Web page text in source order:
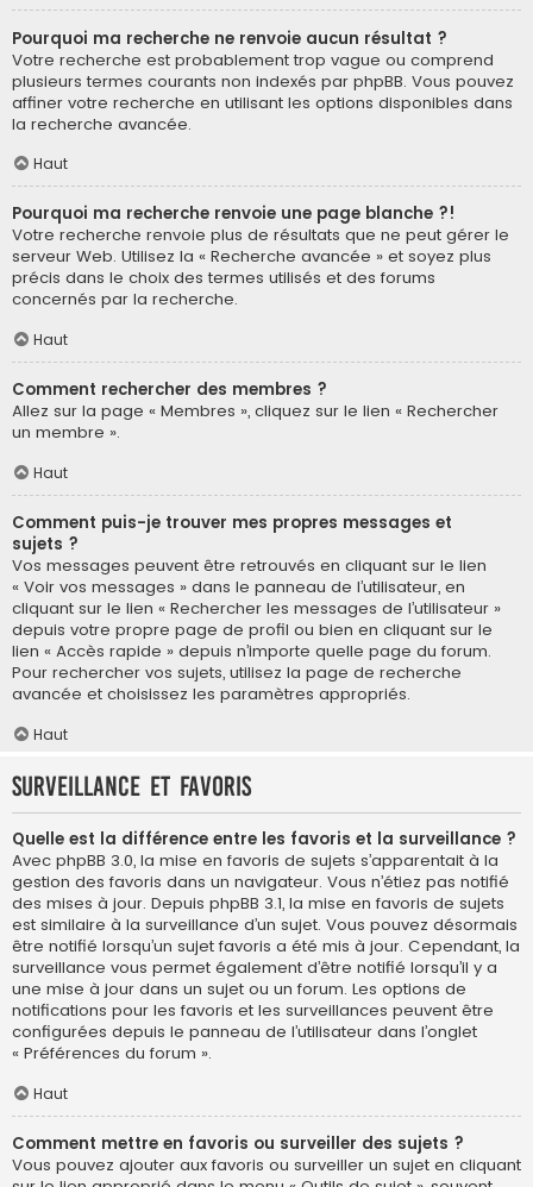
Pourquoi ma recherche ne renvoie aucun résultat ?
Votre recherche est probablement trop vague ou comprend
plusieurs termes courants non indexés par phpBB. Vous pouvez
affiner votre recherche en utilisant les options disponibles dans
la recherche avancée.
Haut
Pourquoi ma recherche renvoie une page blanche ?!
Votre recherche renvoie plus de résultats que ne peut gérer le
serveur Web. Utilisez la « Recherche avancée » et soyez plus
précis dans le choix des termes utilisés et des forums
concernés par la recherche.
Haut
Comment rechercher des membres ?
Allez sur la page « Membres », cliquez sur le lien « Rechercher
un membre ».
Haut
Comment puis-je trouver mes propres messages et
sujets ?
Vos messages peuvent être retrouvés en cliquant sur le lien
« Voir vos messages » dans le panneau de l’utilisateur, en
cliquant sur le lien « Rechercher les messages de l’utilisateur »
depuis votre propre page de profil ou bien en cliquant sur le
lien « Accès rapide » depuis n’importe quelle page du forum.
Pour rechercher vos sujets, utilisez la page de recherche
avancée et choisissez les paramètres appropriés.
Haut
Surveillance et favoris
Quelle est la différence entre les favoris et la surveillance ?
Avec phpBB 3.0, la mise en favoris de sujets s’apparentait à la
gestion des favoris dans un navigateur. Vous n’étiez pas notifié
des mises à jour. Depuis phpBB 3.1, la mise en favoris de sujets
est similaire à la surveillance d’un sujet. Vous pouvez désormais
être notifié lorsqu’un sujet favoris a été mis à jour. Cependant, la
surveillance vous permet également d’être notifié lorsqu’il y a
une mise à jour dans un sujet ou un forum. Les options de
notifications pour les favoris et les surveillances peuvent être
configurées depuis le panneau de l’utilisateur dans l’onglet
« Préférences du forum ».
Haut
Comment mettre en favoris ou surveiller des sujets ?
Vous pouvez ajouter aux favoris ou surveiller un sujet en cliquant